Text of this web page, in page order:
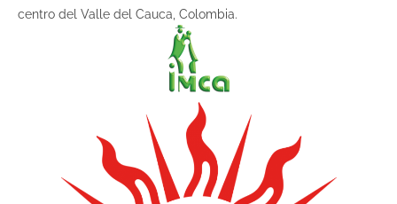
centro del Valle del Cauca, Colombia.